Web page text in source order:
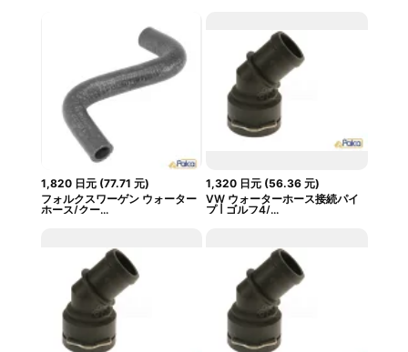
1,820 日元(77.71 元)
フォルクスワーゲン ウォーター
ホース/クー...
1,320 日元 (56.36 元)
VW ウォーターホース接続パイ
プ | ゴルフ4/...